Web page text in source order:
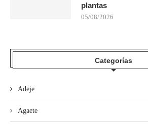
plantas
05/08/2026
Categorías
Adeje
Agaete